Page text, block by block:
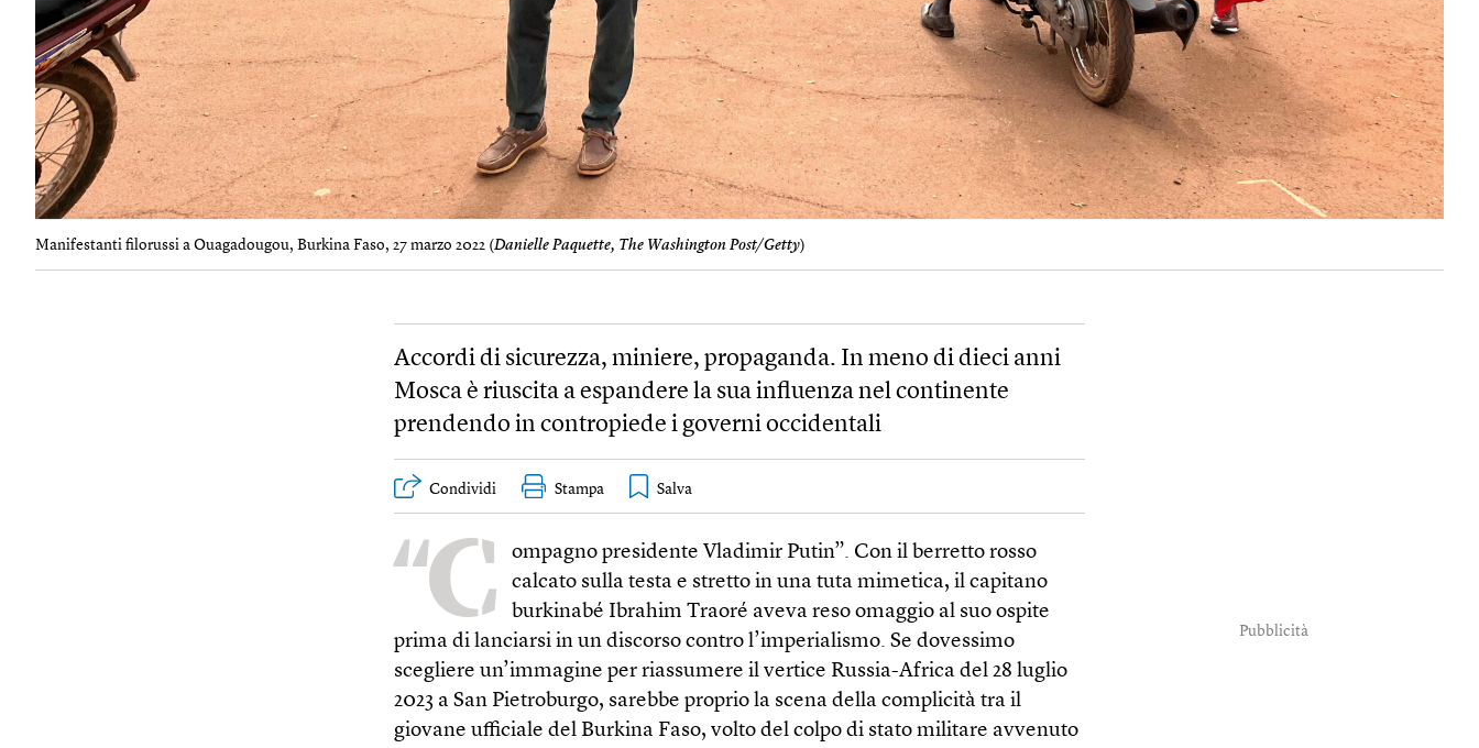
Manifestanti filorussi a Ouagadougou, Burkina Faso, 27 marzo 2022 (Danielle Paquette, The Washington Post/Getty)
Accordi di sicurezza, miniere, propaganda. In meno di dieci anni
Mosca è riuscita a espandere la sua influenza nel continente
prendendo in contropiede i governi occidentali
Condividi Stampa
“C
ompagno presidente Vladimir Putin”. Con il berretto rosso
calcato sulla testa e stretto in una tuta mimetica, il capitano
burkinabé Ibrahim Traoré aveva reso omaggio al suo ospite
prima di lanciarsi in un discorso contro l’imperialismo. Se dovessimo
scegliere un’immagine per riassumere il vertice Russia-Africa del 28 luglio
2023 a San Pietroburgo, sarebbe proprio la scena della complicità tra il
giovane ufficiale del Burkina Faso, volto del colpo di stato militare avvenuto
Pubblicità